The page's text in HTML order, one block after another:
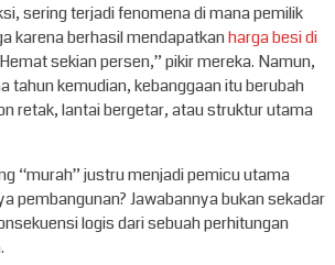
sering terjadi fenomena di mana pemilik
karena berhasil mendapatkanharga besi di
sekian persen,” pikir mereka. Namun,
tahun kemudian, kebanggaan itu berubah
retak, lantai bergetar, atau struktur utama
“murah” justru menjadi pemicu utama
pembangunan? Jawabannya bukan sekadar
logis dari sebuah perhitungan